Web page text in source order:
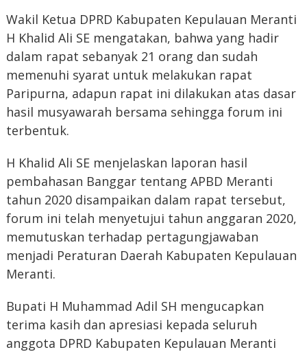
Wakil Ketua DPRD Kabupaten Kepulauan Meranti
H Khalid Ali SE mengatakan, bahwa yang hadir
dalam rapat sebanyak 21 orang dan sudah
memenuhi syarat untuk melakukan rapat
Paripurna, adapun rapat ini dilakukan atas dasar
hasil musyawarah bersama sehingga forum ini
terbentuk.
H Khalid Ali SE menjelaskan laporan hasil
pembahasan Banggar tentang APBD Meranti
tahun 2020 disampaikan dalam rapat tersebut,
forum ini telah menyetujui tahun anggaran 2020,
memutuskan terhadap pertagungjawaban
menjadi Peraturan Daerah Kabupaten Kepulauan
Meranti.
Bupati H Muhammad Adil SH mengucapkan
terima kasih dan apresiasi kepada seluruh
anggota DPRD Kabupaten Kepulauan Meranti